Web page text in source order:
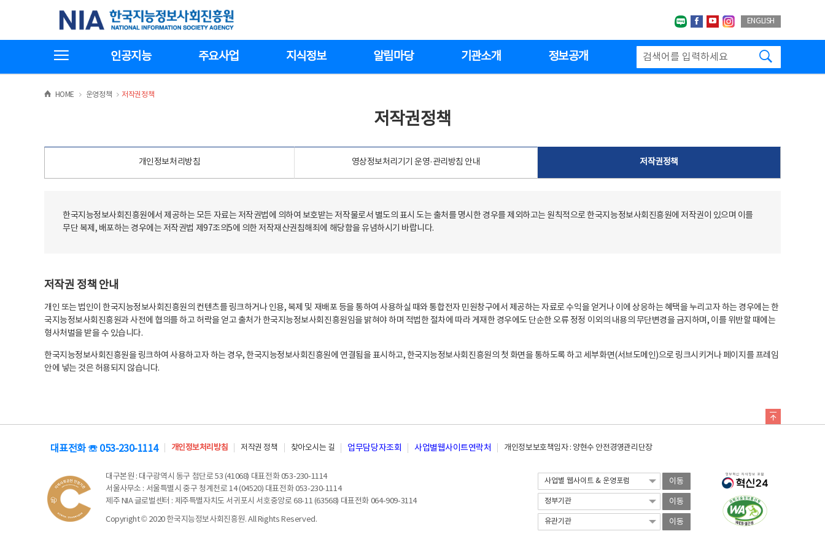
기
한국지능정보사회진흥원
네이버블로그
페이스북
유투브인스타그랩
ENGLISH
인공지능 주요사업 지식정보 알림마당 기관소개 정보공개
HOME >운영정책 >
저작권정책
저작권정책
개인정보처리방침 영상정보처리기기 운영·관리방침 안내 저작권정책
한국지능정보사회진흥원에서 제공하는 모든 자료는 저작권법에 의하여 보호받는 저작물로서 별도의 표시 도는 출처를 명시한 경우를 제외하고는 원칙적으로 한국지능정보사회진흥원에 저작권이 있으며 이를
무단 복제, 배포하는 경우에는 저작권법 제97조의5에 의한 저작재산권침해죄에 해당함을 유념하시기 바랍니다.
저작권 정책 안내
개인 또는 법인이 한국지능정보사회진흥원의 컨텐츠를 링크하거나 인용, 복제 및 재배포 등을 통하여 사용하실 때와 통합전자 민원창구에서 제공하는 자료로 수익을 얻거나 이에 상응하는 혜택을 누리고자 하는 경우에는 한
국지능정보사회진흥원과 사전에 협의를 하고 허락을 얻고 출처가 한국지능정보사회진흥원임을 밝혀야 하며 적법한 절차에 따라 게재한 경우에도 단순한 오류 정정 이외의 내용의 무단변경을 금지하며, 이를 위반할 때에는
형사처벌을 받을 수 있습니다.
한국지능정보사회진흥원을 링크하여 사용하고자 하는 경우, 한국지능정보사회진흥원에 연결됨을 표시하고, 한국지능정보사회진흥원의 첫 화면을 통하도록 하고 세부화면(서브도메인)으로 링크시키거나 페이지를 프레임
안에 넣는 것은 허용되지 않습니다.
대표전화 ☏ 053-230-1114 개인정보처리방침 저작권 정책 찾아오시는 길 업무담당자조회 사업별웹사이트연락처 개인정보보호책임자 : 양현수 안전경영관리단장
대구본원 : 대구광역시 동구 첨단로 53 (41068) 대표전화 053-230-1114
서울사무소 : 서울특별시 중구 청계천로 14 (04520) 대표전화 053-230-1114
제주 NIA 글로벌센터 : 제주특별자치도 서귀포시 서호중앙로 68-11 (63568) 대표전화 064-909-3114
Copyright © 2020 한국지능정보사회진흥원. All Rights Reserved.
이동
이동
이동